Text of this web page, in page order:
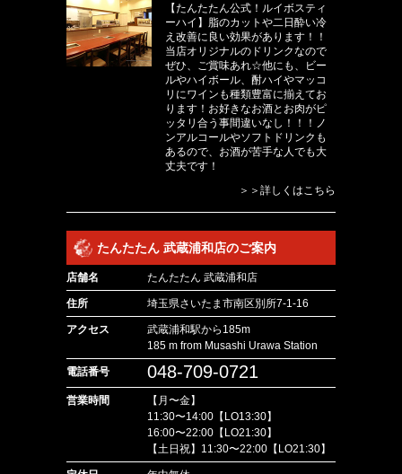
【たんたたん公式！ルイボスティ
ーハイ】脂のカットや二日酔い冷
え改善に良い効果があります！！
当店オリジナルのドリンクなので
ぜひ、ご賞味あれ☆他にも、ビー
ルやハイボール、酎ハイやマッコ
リにワインも種類豊富に揃えてお
ります！お好きなお酒とお肉がピ
ッタリ合う事間違いなし！！！ノ
ンアルコールやソフトドリンクも
あるので、お酒が苦手な人でも大
丈夫です！
＞＞詳しくはこちら
たんたたん 武蔵浦和店のご案内
店舗名 たんたたん 武蔵浦和店
住所 埼玉県さいたま市南区別所7-1-16
アクセス
武蔵浦和駅から185m
185 m from Musashi Urawa Station
電話番号 048-709-0721
営業時間
【月〜金】
11:30〜14:00【LO13:30】
16:00〜22:00【LO21:30】
【土日祝】11:30〜22:00【LO21:30】